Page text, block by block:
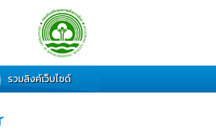
รวมลิงค์เว็บไซด์